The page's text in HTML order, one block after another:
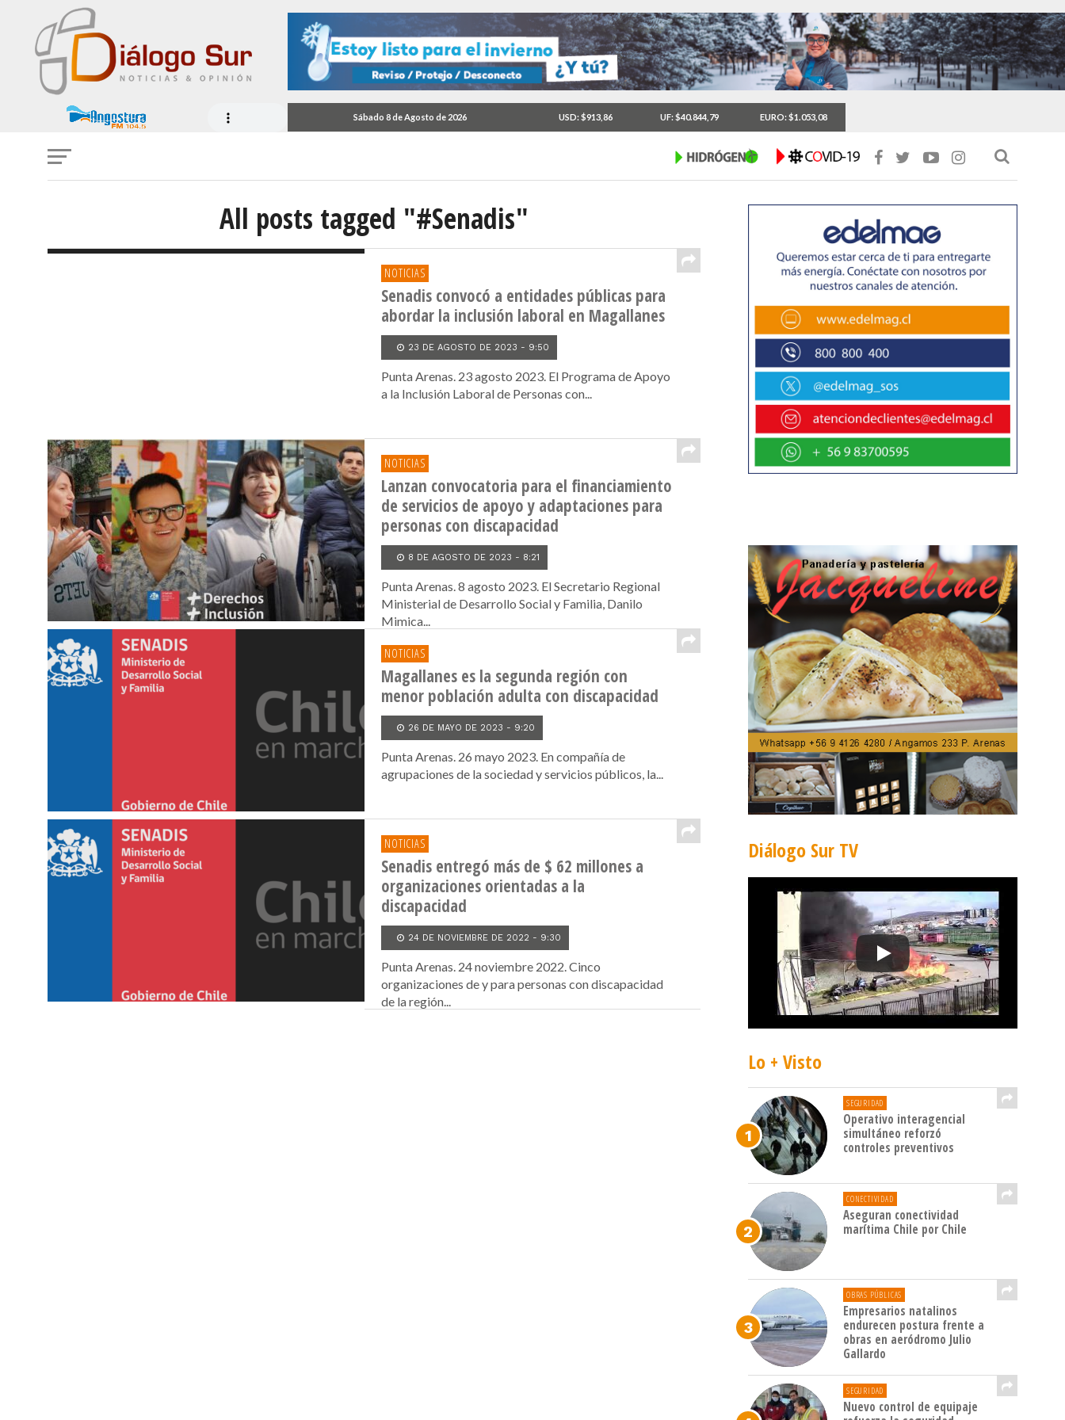
Sábado 8 de Agosto de 2026 USD: $913,86 UF: $40.844,79 EURO: $1.053,08
All posts tagged "#Senadis"
NOTICIAS
Senadis convocó a entidades públicas para
abordar la inclusión laboral en Magallanes
23 DE AGOSTO DE 2023 - 9:50
Punta Arenas. 23 agosto 2023. El Programa de Apoyo
a la Inclusión Laboral de Personas con...
NOTICIAS
Lanzan convocatoria para el financiamiento
de servicios de apoyo y adaptaciones para
personas con discapacidad
8 DE AGOSTO DE 2023 - 8:21
Punta Arenas. 8 agosto 2023. El Secretario Regional
Ministerial de Desarrollo Social y Familia, Danilo
Mimica...
NOTICIAS
Magallanes es la segunda región con
menor población adulta con discapacidad
26 DE MAYO DE 2023 - 9:20
Punta Arenas. 26 mayo 2023. En compañía de
agrupaciones de la sociedad y servicios públicos, la...
NOTICIAS
Senadis entregó más de $ 62 millones a
organizaciones orientadas a la
discapacidad
24 DE NOVIEMBRE DE 2022 - 9:30
Punta Arenas. 24 noviembre 2022. Cinco
organizaciones de y para personas con discapacidad
de la región...
Diálogo Sur TV
Lo + Visto
SEGURIDAD
Operativo interagencial
simultáneo reforzó
controles preventivos
CONECTIVIDAD
Aseguran conectividad
marítima Chile por Chile
OBRAS PÚBLICAS
Empresarios natalinos
endurecen postura frente a
obras en aeródromo Julio
Gallardo
SEGURIDAD
Nuevo control de equipaje